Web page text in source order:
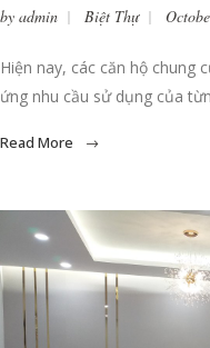
by admin Biệt Thự
Hiện nay, các căn hộ chung
ứng nhu cầu sử dụng của
Read More